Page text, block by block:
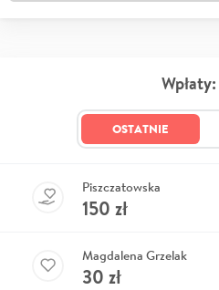
Wpłaty:
OSTATNIE
Piszczatowska
150 zł
Magdalena Grzelak
30 zł